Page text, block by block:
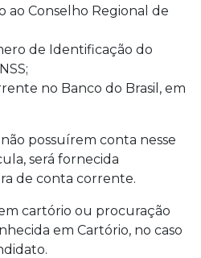
ao Conselho Regional de
de Identificação do
no Banco do Brasil, em
possuírem conta nesse
será fornecida
de conta corrente.
cartório ou procuração
em Cartório, no caso